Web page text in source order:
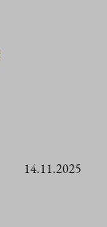
14.11.2025